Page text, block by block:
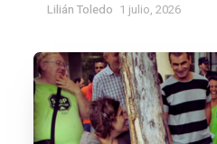
Lilián Toledo 1 julio, 2026